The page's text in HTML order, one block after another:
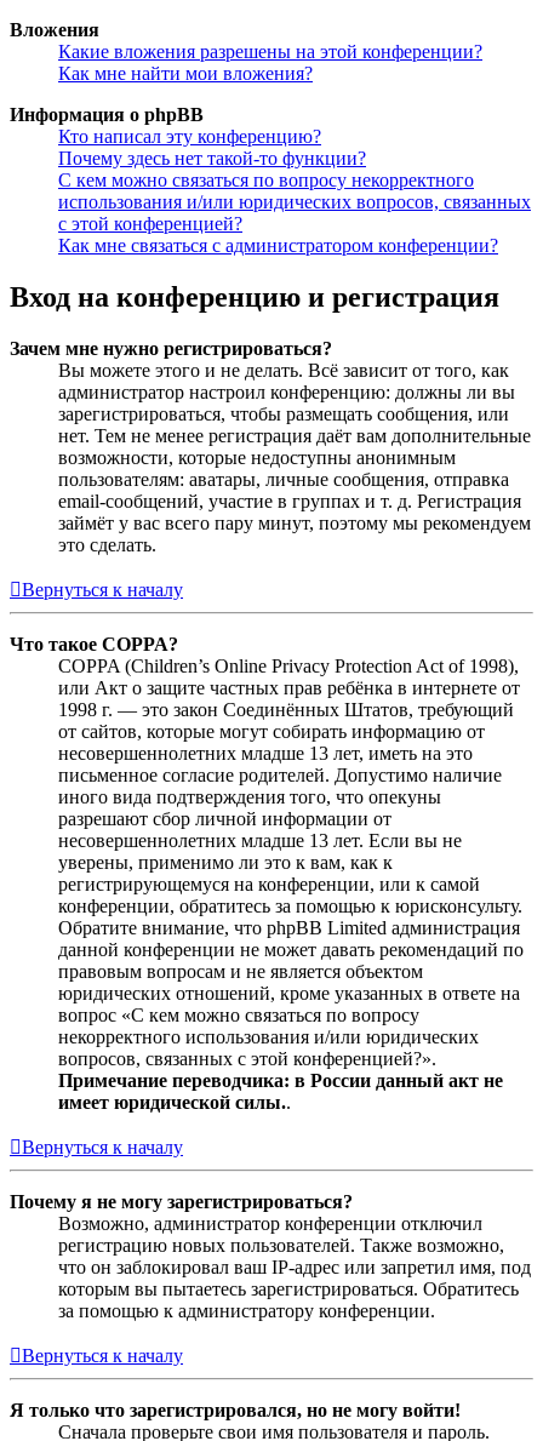
Вложения
Какие вложения разрешены на этой конференции?
Как мне найти мои вложения?
Информация о phpBB
Кто написал эту конференцию?
Почему здесь нет такой-то функции?
С кем можно связаться по вопросу некорректного
использования и/или юридических вопросов, связанных
с этой конференцией?
Как мне связаться с администратором конференции?
Вход на конференцию и регистрация
Зачем мне нужно регистрироваться?
Вы можете этого и не делать. Всё зависит от того, как
администратор настроил конференцию: должны ли вы
зарегистрироваться, чтобы размещать сообщения, или
нет. Тем не менее регистрация даёт вам дополнительные
возможности, которые недоступны анонимным
пользователям: аватары, личные сообщения, отправка
email-сообщений, участие в группах и т. д. Регистрация
займёт у вас всего пару минут, поэтому мы рекомендуем
это сделать.
Вернуться к началу
Что такое COPPA?
COPPA (Children’s Online Privacy Protection Act of 1998),
или Акт о защите частных прав ребёнка в интернете от
1998 г. — это закон Соединённых Штатов, требующий
от сайтов, которые могут собирать информацию от
несовершеннолетних младше 13 лет, иметь на это
письменное согласие родителей. Допустимо наличие
иного вида подтверждения того, что опекуны
разрешают сбор личной информации от
несовершеннолетних младше 13 лет. Если вы не
уверены, применимо ли это к вам, как к
регистрирующемуся на конференции, или к самой
конференции, обратитесь за помощью к юрисконсульту.
Обратите внимание, что phpBB Limited администрация
данной конференции не может давать рекомендаций по
правовым вопросам и не является объектом
юридических отношений, кроме указанных в ответе на
вопрос «С кем можно связаться по вопросу
некорректного использования и/или юридических
вопросов, связанных с этой конференцией?».
Примечание переводчика: в России данный акт не
имеет юридической силы..
Вернуться к началу
Почему я не могу зарегистрироваться?
Возможно, администратор конференции отключил
регистрацию новых пользователей. Также возможно,
что он заблокировал ваш IP-адрес или запретил имя, под
которым вы пытаетесь зарегистрироваться. Обратитесь
за помощью к администратору конференции.
Вернуться к началу
Я только что зарегистрировался, но не могу войти!
Сначала проверьте свои имя пользователя и пароль.